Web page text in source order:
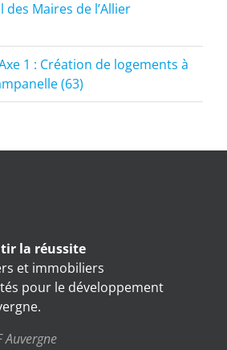
des Maires de l’Allier
1 : Création de logements à
(63)
la réussite
et immobiliers
pour le développement
Auvergne